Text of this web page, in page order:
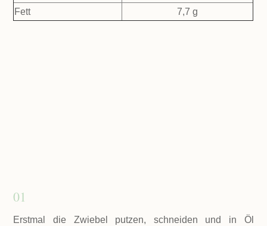
Fett
7,7 g
01
Erstmal die Zwiebel putzen, schneiden und in Öl